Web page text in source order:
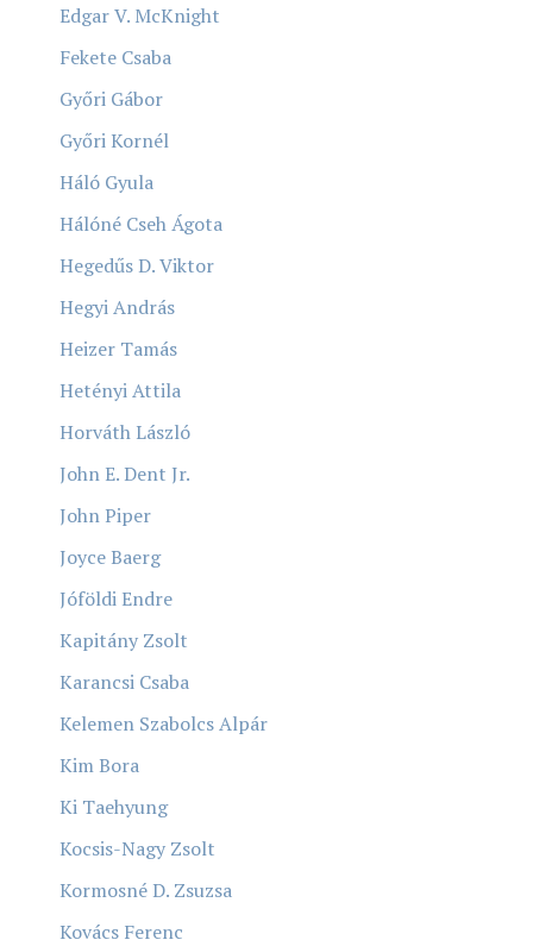
Edgar V. McKnight
Fekete Csaba
Győri Gábor
Győri Kornél
Háló Gyula
Hálóné Cseh Ágota
Hegedűs D. Viktor
Hegyi András
Heizer Tamás
Hetényi Attila
Horváth László
John E. Dent Jr.
John Piper
Joyce Baerg
Jóföldi Endre
Kapitány Zsolt
Karancsi Csaba
Kelemen Szabolcs Alpár
Kim Bora
Ki Taehyung
Kocsis-Nagy Zsolt
Kormosné D. Zsuzsa
Kovács Ferenc